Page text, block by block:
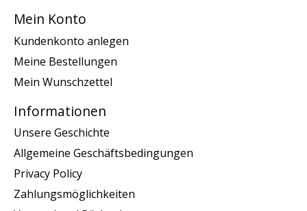
Mein Konto
Kundenkonto anlegen
Meine Bestellungen
Mein Wunschzettel
Informationen
Unsere Geschichte
Allgemeine Geschäftsbedingungen
Privacy Policy
Zahlungsmöglichkeiten